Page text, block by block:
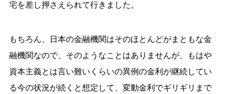
宅を差し押さえられて行きました。
もちろん、日本の金融機関はそのほとんどがまともな金
融機関なので、そのようなことはありませんが、もはや
資本主義とは言い難いくらいの異例の金利が継続してい
る今の状況が続くと想定して、変動金利でギリギリまで